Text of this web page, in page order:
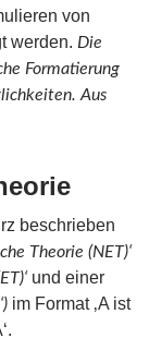
von
werden. Die
Formatierung
Aus
beschrieben
Theorie (NET)‘
und einer
im Format ‚A ist